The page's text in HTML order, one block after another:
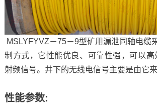
MSLYFYVZ－75－9型矿用漏泄同轴电缆
制方式，它性能优良、可靠性强，可以
射频信号。井下的无线电信号主要是由它来
性能参数: